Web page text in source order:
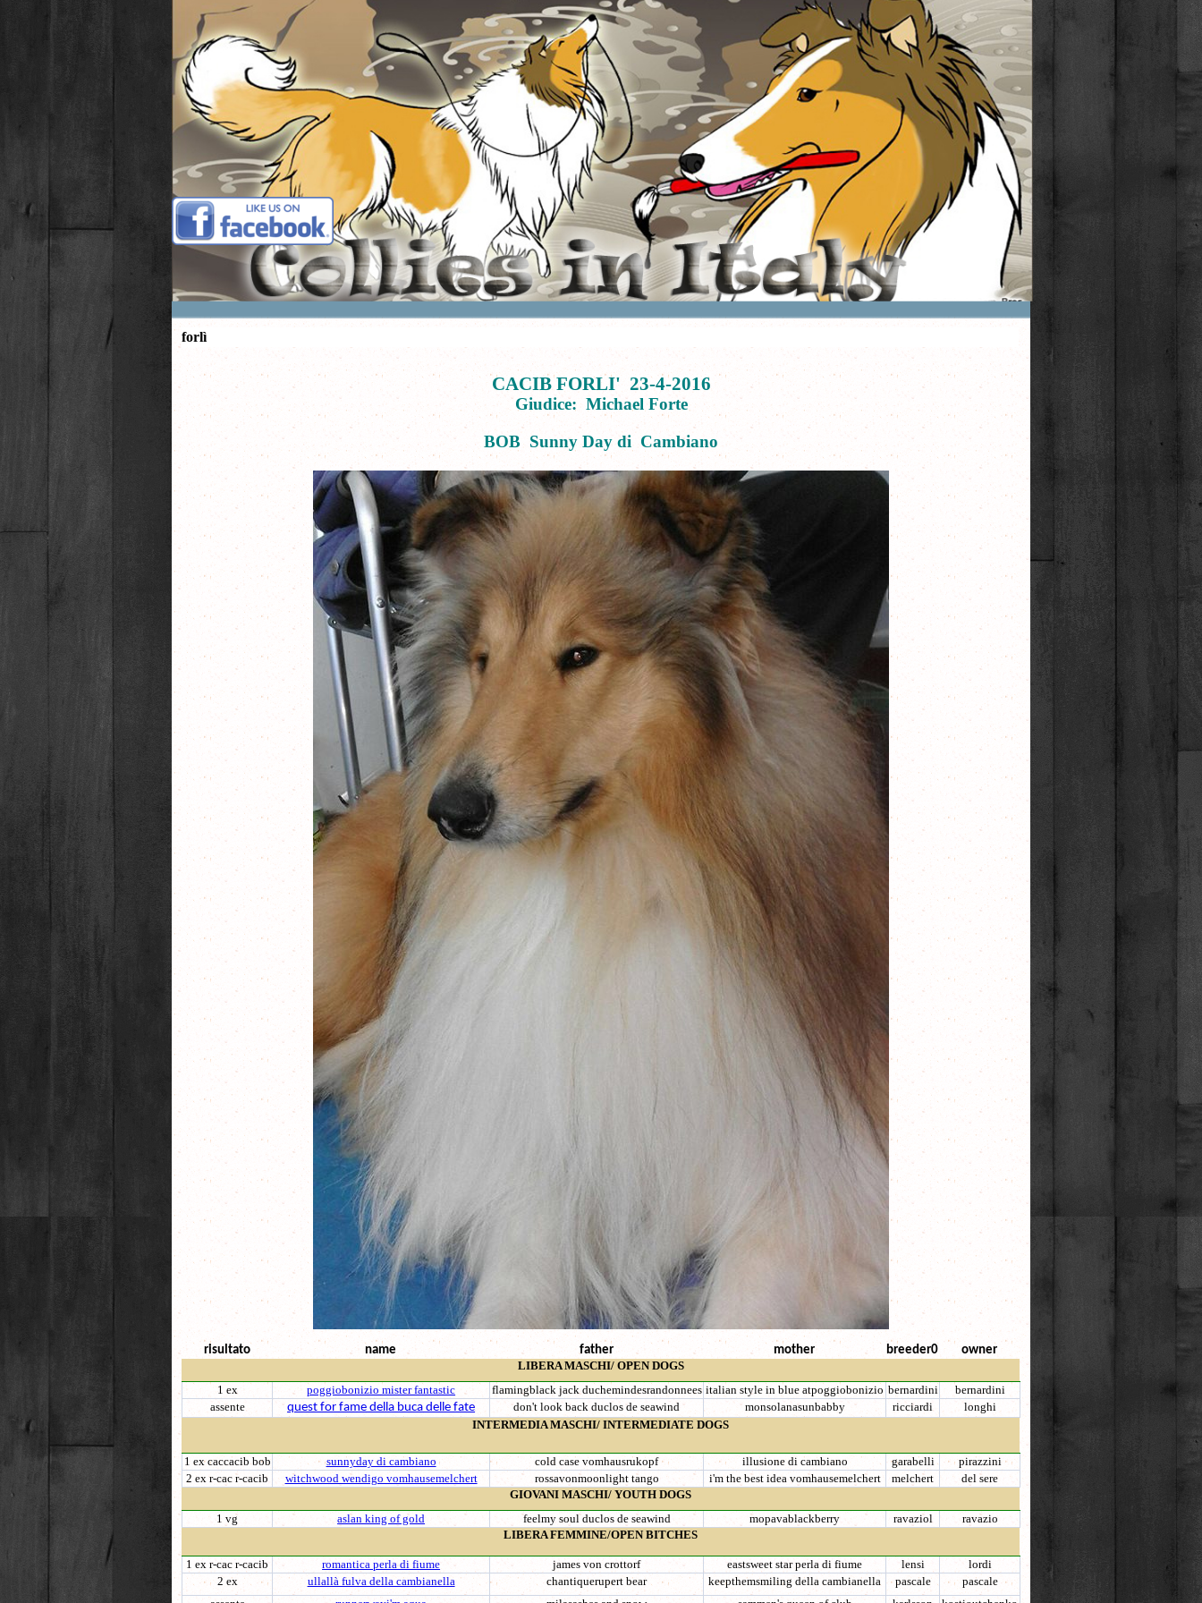
forlì
CACIB FORLI' 23-4-2016
Giudice: Michael Forte
BOB Sunny Day di Cambiano
risultato name father mother breeder0
owner
LIBERA MASCHI/ OPENDOGS
1 ex
poggiobonizio mister fantastic flamingblack jack duchemindesrandonnees italian style in blue atpoggiobonizio bernardini
bernardini
assente
quest for fame della buca delle fate don't look back duclos de seawind monsolanasunbabby ricciardi
longhi
INTERMEDIA MASCHI/ INTERMEDIATEDOGS
1 ex caccacib bob sunnyday di cambiano cold case vomhausrukopf illusione di cambiano garabelli
pirazzini
2 ex r-cac r-cacib
witchwood wendigo vomhausemelchert rossavonmoonlight tango i'm the best idea vomhausemelchert melchert
del sere
GIOVANI MASCHI/ YOUTHDOGS
1 vg
aslan king of gold feelmy soul duclos de seawind mopavablackberry ravaziol
ravazio
LIBERA FEMMINE/OPEN BITCHES
1 ex r-cac r-cacib romantica perla di fiume james von crottorf eastsweet star perla di fiume lensi
lordi
2 ex
ullallà fulva della cambianella chantiquerupert bear keepthemsmiling della cambianella pascale
pascale